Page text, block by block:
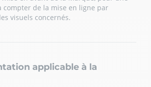
compter de la mise en ligne par
visuels concernés.
applicable à la